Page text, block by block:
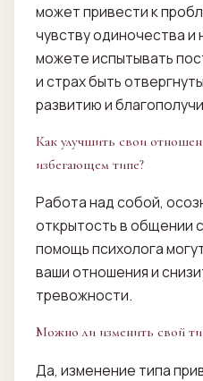
может привести к
чувству одиночества
можете испытывать
и страх быть
развитию и
Как улучшить свои
избегающем типе?
Работа над собой,
открытость в общении
помощь психолога
ваши отношения и
тревожности.
Можно ли изменить свой
Да, изменение типа